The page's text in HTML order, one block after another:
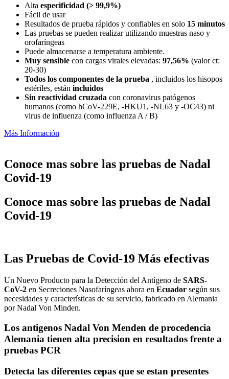
Alta especificidad (> 99,9%)
Fácil de usar
Resultados de prueba rápidos y confiables en solo 15 minutos
Las pruebas se pueden realizar utilizando muestras naso y
orofaríngeas
Puede almacenarse a temperatura ambiente.
Muy sensible con cargas virales elevadas: 97,56% (valor ct:
20-30)
Todos los componentes de la prueba , incluidos los hisopos
estériles, están incluidos
Sin reactividad cruzada con coronavirus patógenos
humanos (como hCoV-229E, -HKU1, -NL63 y -OC43) ni
virus de influenza (como influenza A / B)
Más Información
Conoce mas sobre las pruebas de Nadal
Covid-19
Conoce mas sobre las pruebas de Nadal
Covid-19
Las Pruebas de Covid-19 Más efectivas
Un Nuevo Producto para la Detección del Antígeno de SARS-
CoV-2 en Secreciones Nasofaríngeas ahora en Ecuador según sus
necesidades y características de su servicio, fabricado en Alemania
por Nadal Von Minden.
Los antigenos Nadal Von Menden de procedencia
Alemania tienen alta precision en resultados frente a
pruebas PCR
Detecta las diferentes cepas que se estan presentes